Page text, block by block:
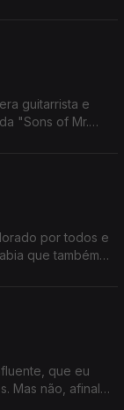
guitarrista e
"Sons of Mr.
por todos e
que também
que eu
Mas não, afinal